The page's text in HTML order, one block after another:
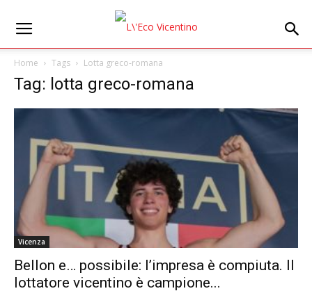
Home Tags Lotta greco-romana
Tag: lotta greco-romana
Vicenza
Bellon e… possibile: l’impresa è compiuta. Il
lottatore vicentino è campione...